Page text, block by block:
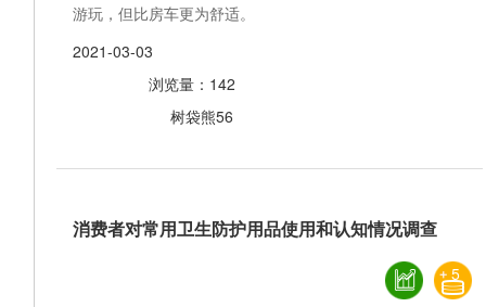
游玩，但比房车更为舒适。
2021-03-03
浏览量：142
树袋熊56
消费者对常用卫生防护用品使用和认知情况调查
5